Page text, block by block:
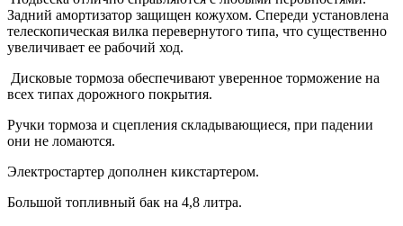
Задний амортизатор защищен кожухом. Спереди установлена
телескопическая вилка перевернутого типа, что существенно
увеличивает ее рабочий ход.
Дисковые тормоза обеспечивают уверенное торможение на
всех типах дорожного покрытия.
Ручки тормоза и сцепления складывающиеся, при падении
они не ломаются.
Электростартер дополнен кикстартером.
Большой топливный бак на 4,8 литра.